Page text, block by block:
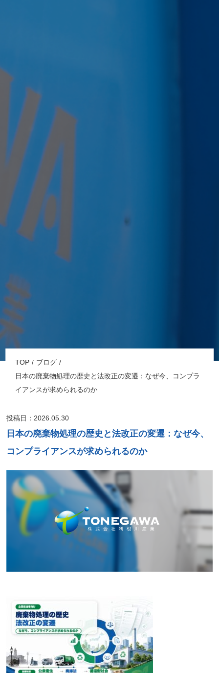
TOP
ブログ
日本の廃棄物処理の歴史と法改正の変遷：なぜ今、コンプラ
イアンスが求められるのか
投稿日：2026.05.30
日本の廃棄物処理の歴史と法改正の変遷：なぜ今、
コンプライアンスが求められるのか